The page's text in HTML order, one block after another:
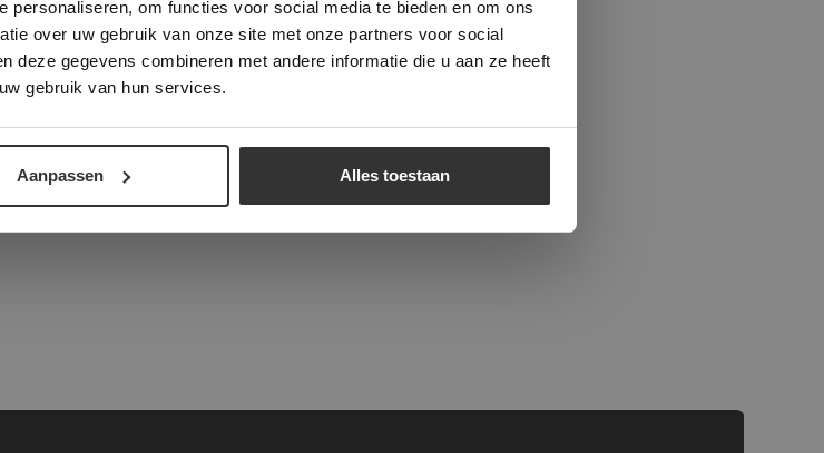
personaliseren, om functies voor social media te bieden en om ons
over uw gebruik van onze site met onze partners voor social
deze gegevens combineren met andere informatie die u aan ze heeft
gebruik van hun services.
Aanpassen Alles toestaan
verder
ALLES AFWIJZEN